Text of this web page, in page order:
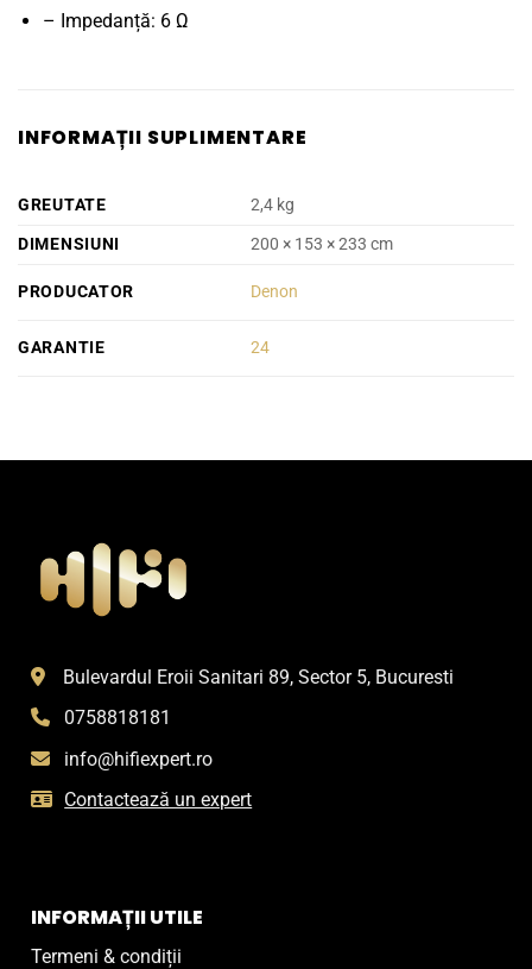
– Impedanță: 6 Ω
INFORMAȚII SUPLIMENTARE
GREUTATE
2,4 kg
DIMENSIUNI
200 × 153 × 233 cm
PRODUCATOR Denon
GARANTIE 24
Bulevardul Eroii Sanitari 89, Sector 5, Bucuresti
0758818181
info@hifiexpert.ro
Contactează un expert
INFORMAȚII UTILE
Termeni & condiții